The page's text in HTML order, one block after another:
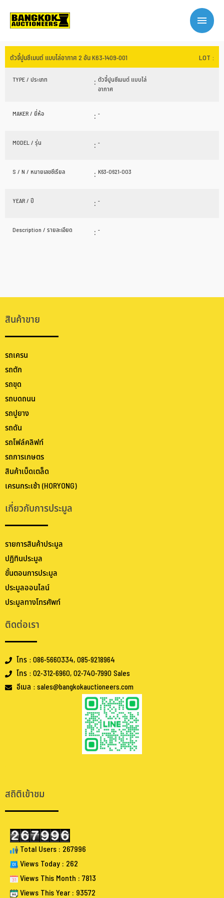
ตัวจี้ปูนซีเมนต์ แบบไล่อากาศ 2 อัน K63-1409-001 LOT :
TYPE / ประเภท : ตัวจี้ปูนซีเมนต์ แบบไล่
อากาศ
MAKER / ยี่ห้อ : -
MODEL / รุ่น : -
S / N / หมายเลขซีเรียล : K63-0621-003
YEAR / ปี : -
Description / รายละเอียด : -
สินค้าขาย
รถเครน
รถตัก
รถขุด
รถบดถนน
รถปูยาง
รถดัน
รถโฟล์คลิฟท์
รถการเกษตร
สินค้าเบ็ดเตล็ด
เครนกระเช้า (HORYONG)
เกี่ยวกับการประมูล
รายการสินค้าประมูล
ปฏิทินประมูล
ขั้นตอนการประมูล
ประมูลออนไลน์
ประมูลทางโทรศัพท์
ติดต่อเรา
โทร : 086-5660334, 085-9218964
โทร : 02-312-6960, 02-740-7990 Sales
อีเมล : sales@bangkokauctioneers.com
สถิติเข้าชม
Total Users : 267996
Views Today : 262
Views This Month : 7813
Views This Year : 93572